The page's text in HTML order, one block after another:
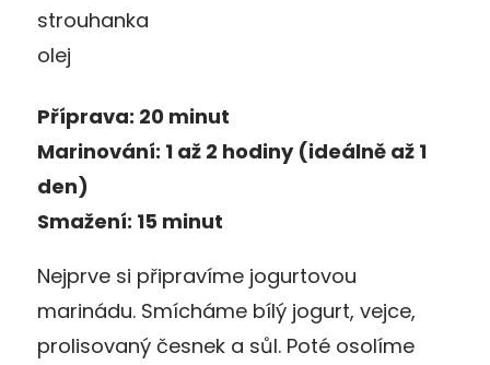
strouhanka
olej
Příprava: 20 minut
Marinování: 1 až 2 hodiny (ideálně až 1
den)
Smažení: 15 minut
Nejprve si připravíme jogurtovou
marinádu. Smícháme bílý jogurt, vejce,
prolisovaný česnek a sůl. Poté osolíme